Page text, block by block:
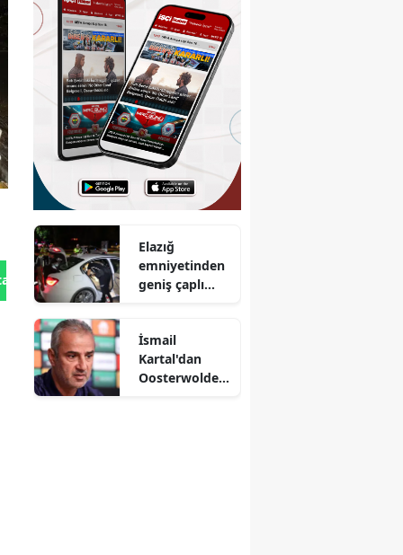
Gönder
Elazığ
emniyetinden
geniş çaplı
İsmail
Kartal'dan
Oosterwolde'n